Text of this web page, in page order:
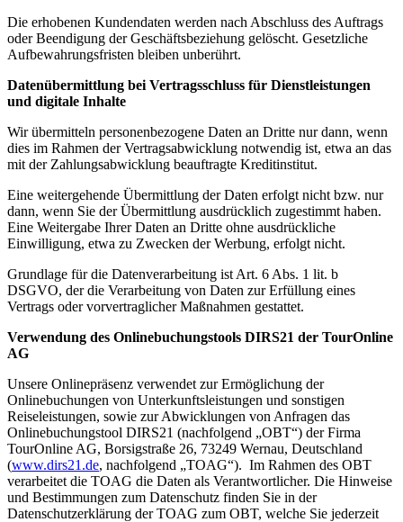
Die erhobenen Kundendaten werden nach Abschluss des Auftrags
oder Beendigung der Geschäftsbeziehung gelöscht. Gesetzliche
Aufbewahrungsfristen bleiben unberührt.
Datenübermittlung bei Vertragsschluss für Dienstleistungen
und digitale Inhalte
Wir übermitteln personenbezogene Daten an Dritte nur dann, wenn
dies im Rahmen der Vertragsabwicklung notwendig ist, etwa an das
mit der Zahlungsabwicklung beauftragte Kreditinstitut.
Eine weitergehende Übermittlung der Daten erfolgt nicht bzw. nur
dann, wenn Sie der Übermittlung ausdrücklich zugestimmt haben.
Eine Weitergabe Ihrer Daten an Dritte ohne ausdrückliche
Einwilligung, etwa zu Zwecken der Werbung, erfolgt nicht.
Grundlage für die Datenverarbeitung ist Art. 6 Abs. 1 lit. b
DSGVO, der die Verarbeitung von Daten zur Erfüllung eines
Vertrags oder vorvertraglicher Maßnahmen gestattet.
Verwendung des Onlinebuchungstools DIRS21 der TourOnline
AG
Unsere Onlinepräsenz verwendet zur Ermöglichung der
Onlinebuchungen von Unterkunftsleistungen und sonstigen
Reiseleistungen, sowie zur Abwicklungen von Anfragen das
Onlinebuchungstool DIRS21 (nachfolgend „OBT“) der Firma
TourOnline AG, Borsigstraße 26, 73249 Wernau, Deutschland
(www.dirs21.de, nachfolgend „TOAG“). Im Rahmen des OBT
verarbeitet die TOAG die Daten als Verantwortlicher. Die Hinweise
und Bestimmungen zum Datenschutz finden Sie in der
Datenschutzerklärung der TOAG zum OBT, welche Sie jederzeit